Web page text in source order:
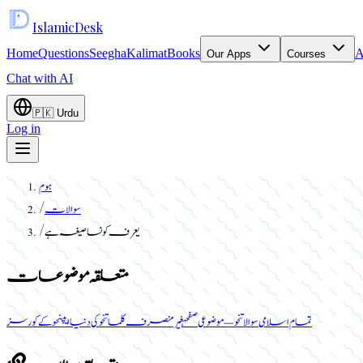
IslamicDesk
HomeQuestionsSeeghaKalimatBooks Our Apps Courses
Chat with AI
🇵🇰 Urdu
Log in
ہوم
/سوالات
/یعرف کونسا صیغہ ہے
متعلقہ موضوعات
تمام اسلامی سوالاتنحو — موضوعی صفحہغیر منصرف کلماتنحو کی دنیا ایپنحو کے کورسز